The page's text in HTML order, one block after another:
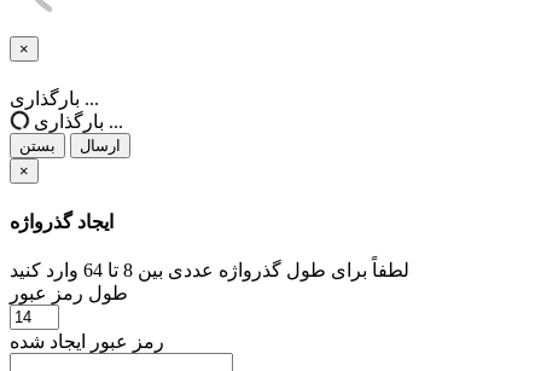
×
بستن
بارگذاری ...
بارگذاری ...
بستن
ارسال
×
ایجاد گذرواژه
لطفاً برای طول گذرواژه عددی بین 8 تا 64 وارد کنید
طول رمز عبور
رمز عبور ایجاد شده